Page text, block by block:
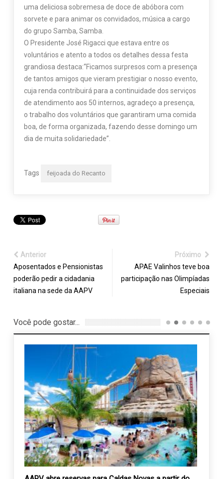
uma deliciosa sobremesa de doce de abóbora com
sorvete e para animar os convidados, música a cargo
do grupo Samba, Samba.
O Presidente José Rigacci que estava entre os
voluntários e atento a todos os detalhes dessa festa
grandiosa destaca:“Ficamos surpresos com a presença
de tantos amigos que vieram prestigiar o nosso evento,
cuja renda contribuirá para a continuidade dos serviços
de atendimento aos 50 internos, agradeço a presença,
o trabalho dos voluntários que garantiram uma comida
boa, de forma organizada, fazendo desse domingo um
dia de muita solidariedade”.
Tags feijoada do Recanto
Anterior
Aposentados e Pensionistas
poderão pedir a cidadania
italiana na sede da AAPV
Próximo
APAE Valinhos teve boa
participação nas Olimpíadas
Especiais
Você pode gostar...